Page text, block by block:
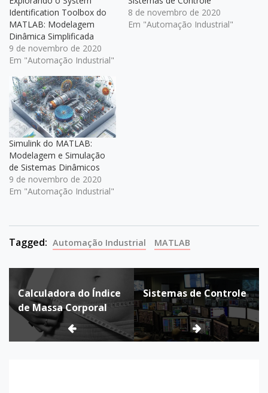
Identification Toolbox do
MATLAB: Modelagem
Dinâmica Simplificada
9 de novembro de 2020
Em "Automação Industrial"
8 de novembro de 2020
Em "Automação Industrial"
Simulink do MATLAB:
Modelagem e Simulação
de Sistemas Dinâmicos
9 de novembro de 2020
Em "Automação Industrial"
Tagged: Automação Industrial MATLAB
Navegação
de
Post
Calculadora do Índice
de Massa Corporal
Sistemas de Controle